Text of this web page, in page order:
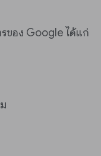
ของ Google ได้แก่